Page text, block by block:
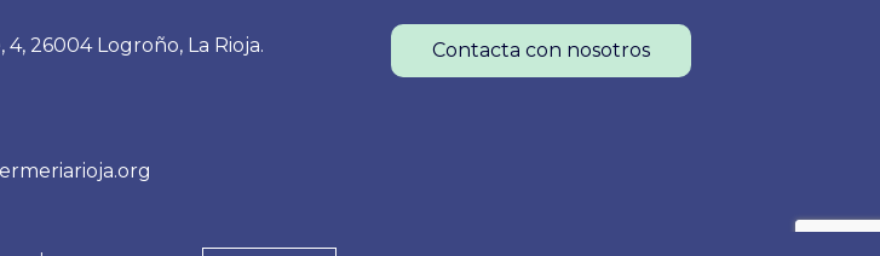
ninguna agresión, amenaza,
4, 26004 Logroño, La Rioja. Contacta con nosotros